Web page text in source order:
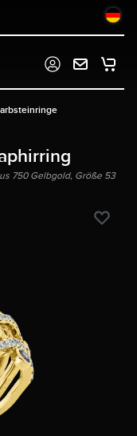
750 Gelbgold, Größe 53